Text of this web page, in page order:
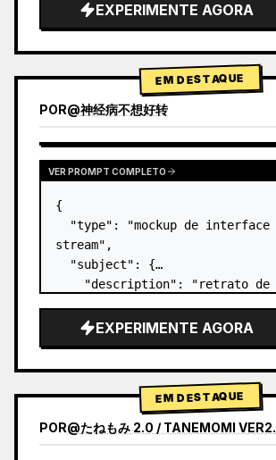
EXPERIMENTE AGORA
EM DESTAQUE
POR@神经病不想好转
VER PROMPT COMPLETO
{
"type": "mockup de interface
stream",
  "subject": {
    "description": "retrato de
preta com um gráfico técnico
em branco",
EXPERIMENTE AGORA
EM DESTAQUE
POR@たねもみ 2.0 / TANEMOMI